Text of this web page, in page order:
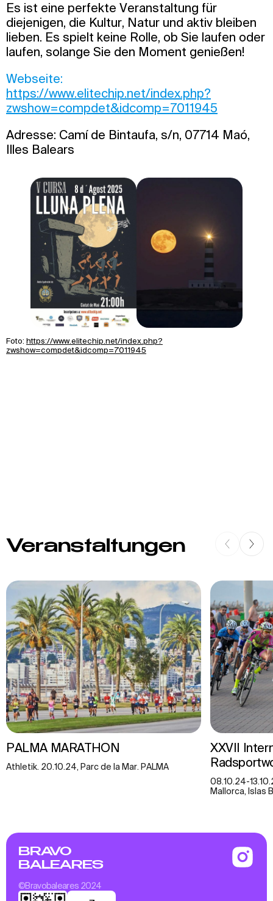
Es ist eine perfekte Veranstaltung für
diejenigen, die Kultur, Natur und aktiv bleiben
lieben. Es spielt keine Rolle, ob Sie laufen oder
laufen, solange Sie den Moment genießen!
Webseite:
https://www.elitechip.net/index.php?
zwshow=compdet&idcomp=7011945
Adresse: Camí de Bintaufa, s/n, 07714 Maó,
Illes Balears
Foto: https://www.elitechip.net/index.php?
zwshow=compdet&idcomp=7011945
Veranstaltungen
PALMA MARATHON
Athletik. 20.10.24, Parc de la Mar. PALMA
XXVII
08.10.24-
Mallorca, Islas
BRAVO
BALEARES
©Bravobaleares 2024